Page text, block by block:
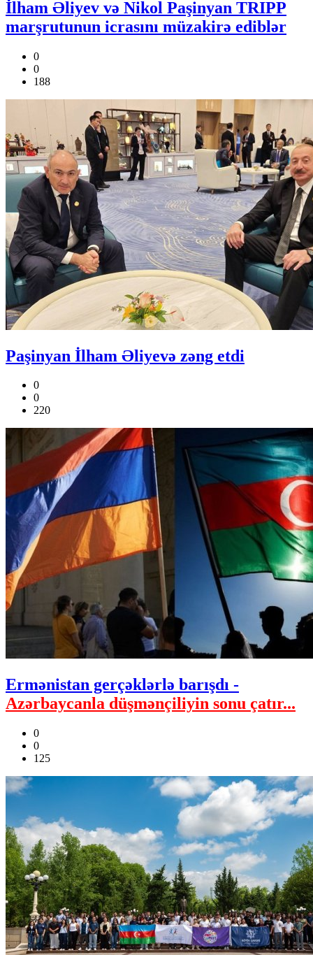
İlham Əliyev və Nikol Paşinyan TRIPP
marşrutunun icrasını müzakirə ediblər
0
0
188
Paşinyan İlham Əliyevə zəng etdi
0
0
220
Ermənistan gerçəklərlə barışdı -
Azərbaycanla düşmənçiliyin sonu çatır...
0
0
125